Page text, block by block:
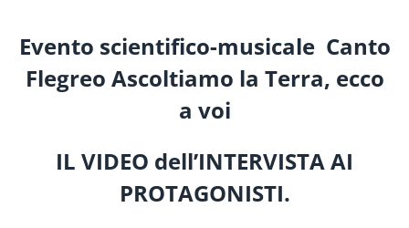
Evento scientifico-musicale Canto
Flegreo Ascoltiamo la Terra, ecco
a voi
IL VIDEO dell’INTERVISTA AI
PROTAGONISTI.